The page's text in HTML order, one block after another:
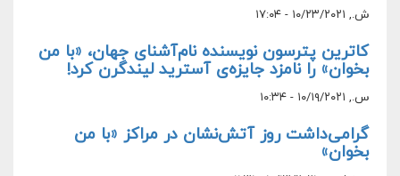
ش., ۱۰/۲۳/۲۰۲۱ - ۱۷:۰۴
کاترین پترسون نویسنده نام‌آشنای جهان، «با من
بخوان» را نامزد جایزه‌ی آسترید لیندگرن کرد!
س., ۱۰/۱۹/۲۰۲۱ - ۱۰:۳۴
گرامی‌داشت روز آتش‌نشان در مراکز «با من
بخوان»